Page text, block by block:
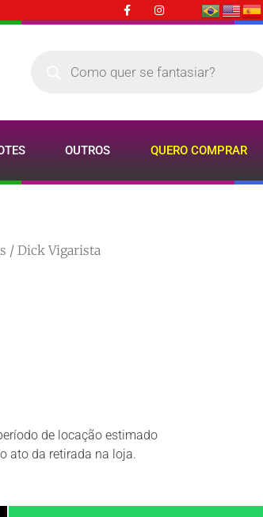
OUTROS QUERO COMPRAR
/ Dick Vigarista
de locação estimado
ato da retirada na loja.